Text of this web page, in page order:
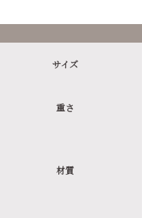
サイズ
重さ
材質